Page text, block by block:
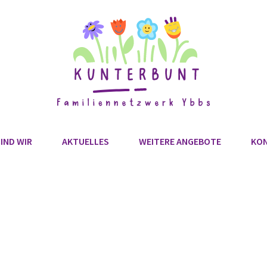
WIR AKTUELLES WEITERE ANGEBOTE